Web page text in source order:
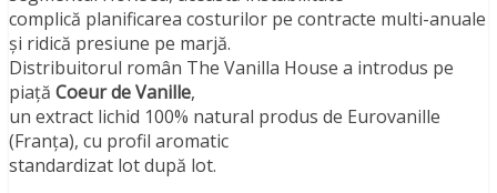
complică planificarea costurilor pe contracte multi-anuale
și ridică presiune pe marjă.
Distribuitorul român The Vanilla House a introdus pe
piață Coeur de Vanille,
un extract lichid 100% natural produs de Eurovanille
(Franța), cu profil aromatic
standardizat lot după lot.